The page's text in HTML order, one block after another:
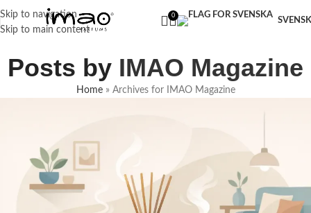
Skip to navigation
Skip to main content
FRI FRAKT VID KÖP ÖVER 299 KR
0
Posts by IMAO Magazine
Home» Archives for IMAO Magazine